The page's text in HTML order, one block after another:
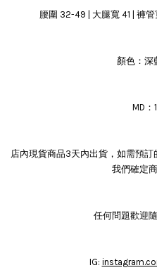
腰圍 32-49 | 大腿寬 41 | 褲
顏色：深
MD
店內現貨商品3天內出貨，如需預
我們確定
任何問題歡迎
IG: